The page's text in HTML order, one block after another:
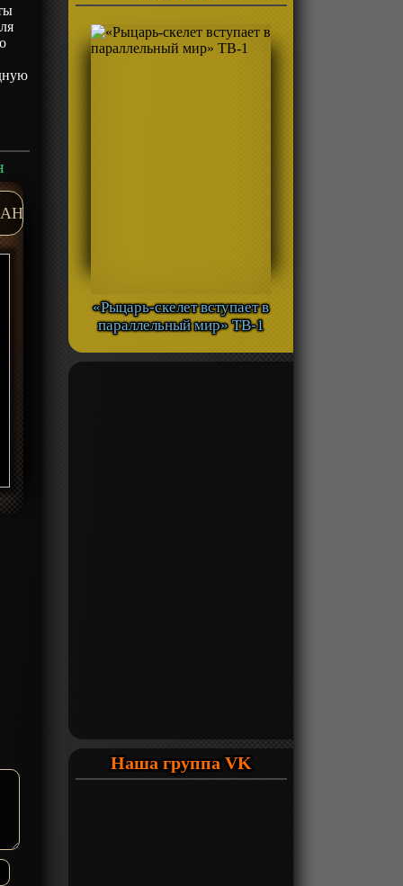
AH
«Рыцарь-скелет вступает в
параллельный мир» ТВ-1
Наша группа VK